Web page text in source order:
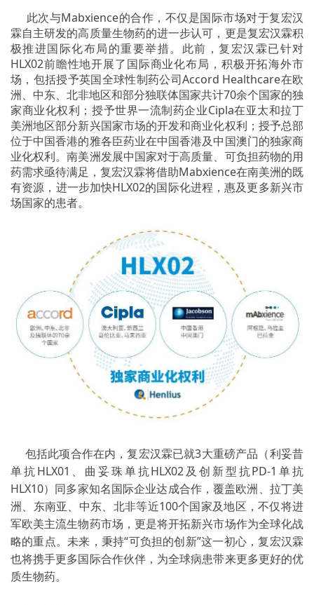
此次与Mabxience的合作，不仅是国际市场对于复宏汉
霖自主研发的高质量生物药的进一步认可，更是复宏汉霖积
极推进国际化布局的重要举措。此前，复宏汉霖已针对
HLX02前瞻性地开展了国际商业化布局，积极开拓海外市
场，包括授予英国全球性制药公司Accord Healthcare在欧
洲、中东、北非地区和部分独联体国家共计70余个国家的独
家商业化权利；授予世界一流制药企业Cipla在亚太和拉丁
美洲地区部分新兴国家市场的开发和商业化权利；授予总部
位于中国香港的雅各臣药业在中国香港及中国澳门的独家商
业化权利。南美洲发展中国家对于高质量、可负担药物的用
药需求亟待满足，复宏汉霖将借助Mabxience在南美洲的既
有资源，进一步加快HLX02的国际化进程，惠及更多新兴市
场国家的患者。
包括此项合作在内，复宏汉霖已就3大重磅产品（利妥昔
单抗HLX01、曲妥珠单抗HLX02及创新型抗PD-1单抗
HLX10）同多家知名国际企业达成合作，覆盖欧洲、拉丁美
洲、东南亚、中东、北非等近100个国家及地区，不仅将进
军欧美主流生物药市场，更是将开拓新兴市场作为全球化战
略的重点。未来，秉持“可负担的创新”这一初心，复宏汉霖
也将携手更多国际合作伙伴，为全球病患带来更多更好的优
质生物药。